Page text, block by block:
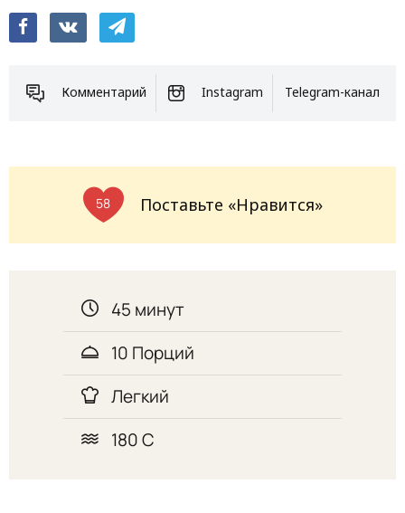
Комментарий Instagram Telegram-канал
58 Поставьте «Нравится»
45 минут
10 Порций
Легкий
180 С